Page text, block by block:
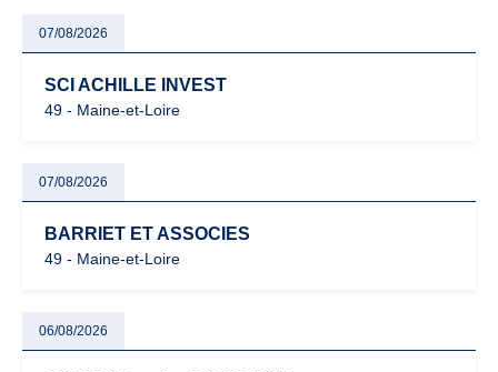
07/08/2026
SCI ACHILLE INVEST
49 - Maine-et-Loire
07/08/2026
BARRIET ET ASSOCIES
49 - Maine-et-Loire
06/08/2026